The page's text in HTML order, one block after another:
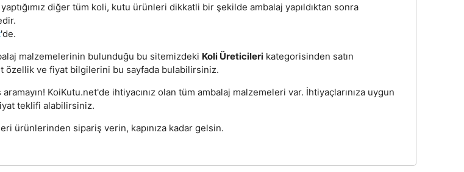
yaptığımız diğer tüm koli, kutu ürünleri dikkatli bir şekilde ambalaj yapıldıktan sonra
'de.
malzemelerinin bulunduğu bu sitemizdeki Koli Üreticilerikategorisinden satın
özellik ve fiyat bilgilerini bu sayfada bulabilirsiniz.
KoiKutu.net'de ihtiyacınız olan tüm ambalaj malzemeleri var. İhtiyaçlarınıza uygun
teklifi alabilirsiniz.
ürünlerinden sipariş verin, kapınıza kadar gelsin.